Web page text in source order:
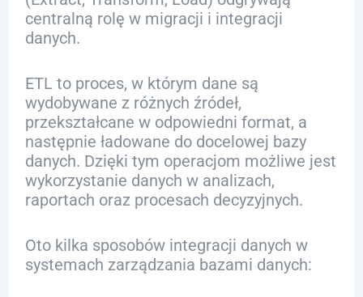
centralną rolę w migracji i integracji
danych.
ETL to proces, w którym dane są
wydobywane z różnych źródeł,
przekształcane w odpowiedni format, a
następnie ładowane do docelowej bazy
danych. Dzięki tym operacjom możliwe jest
wykorzystanie danych w analizach,
raportach oraz procesach decyzyjnych.
Oto kilka sposobów integracji danych w
systemach zarządzania bazami danych: